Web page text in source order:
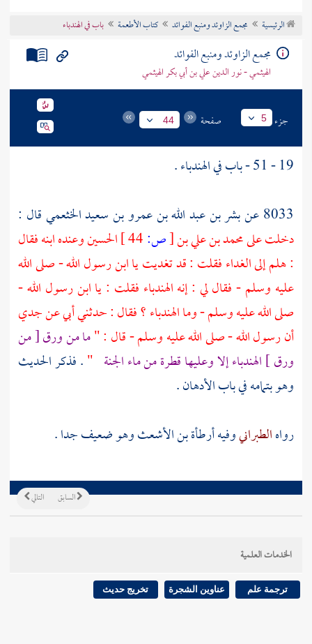
تراجم الأعلام
الرئيسية مجمع الزاوئد ومنبع الفوائد كتاب الأطعمة باب في الهندباء
مجمع الزاوئد ومنبع الفوائد
الهيثمي - نور الدين علي بن أبي بكر الهيثمي
جزء 5 صفحة 44
19 - 51 - باب في الهندباء .
8033 عن
بشر بن عبد الله بن عمرو بن سعيد الخثعميقال :
دخلت علىمحمد بن علي بن[ص: الحسينوعنده ابنه فقال
: هلم إلى الغداء فقلت : قد تغديت يا ابن رسول الله - صلى الله
عليه وسلم - فقال لي : إنه الهندباء فقلت : يا ابن رسول الله -
صلى الله عليه وسلم - وما الهندباء ؟ فقال : حدثني أبي عن جدي
أن رسول الله - صلى الله عليه وسلم - قال : "ما من ورق [ من
ورق ] الهندباء إلا وعليها قطرة من ماء الجنة ". فذكر الحديث
وهو بتمامه في باب الأدهان .
رواهالطبرانيوفيهأرطأة بن الأشعثوهو ضعيف جدا .
التالي السابق
الخدمات العلمية
ترجمة علم عناوين الشجرة تخريج حديث